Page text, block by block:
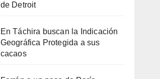
de Detroit
En Táchira buscan la Indicación
Geográfica Protegida a sus
cacaos